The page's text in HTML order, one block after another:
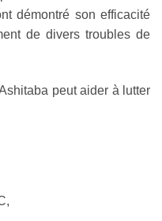
démontré son efficacité
de divers troubles de
peut aider à lutter